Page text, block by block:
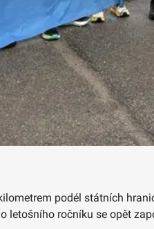
podél státních
letošního ročníku se opět